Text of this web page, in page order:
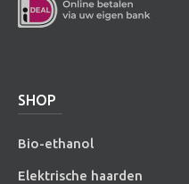
SHOP
Bio-ethanol
Elektrische haarden